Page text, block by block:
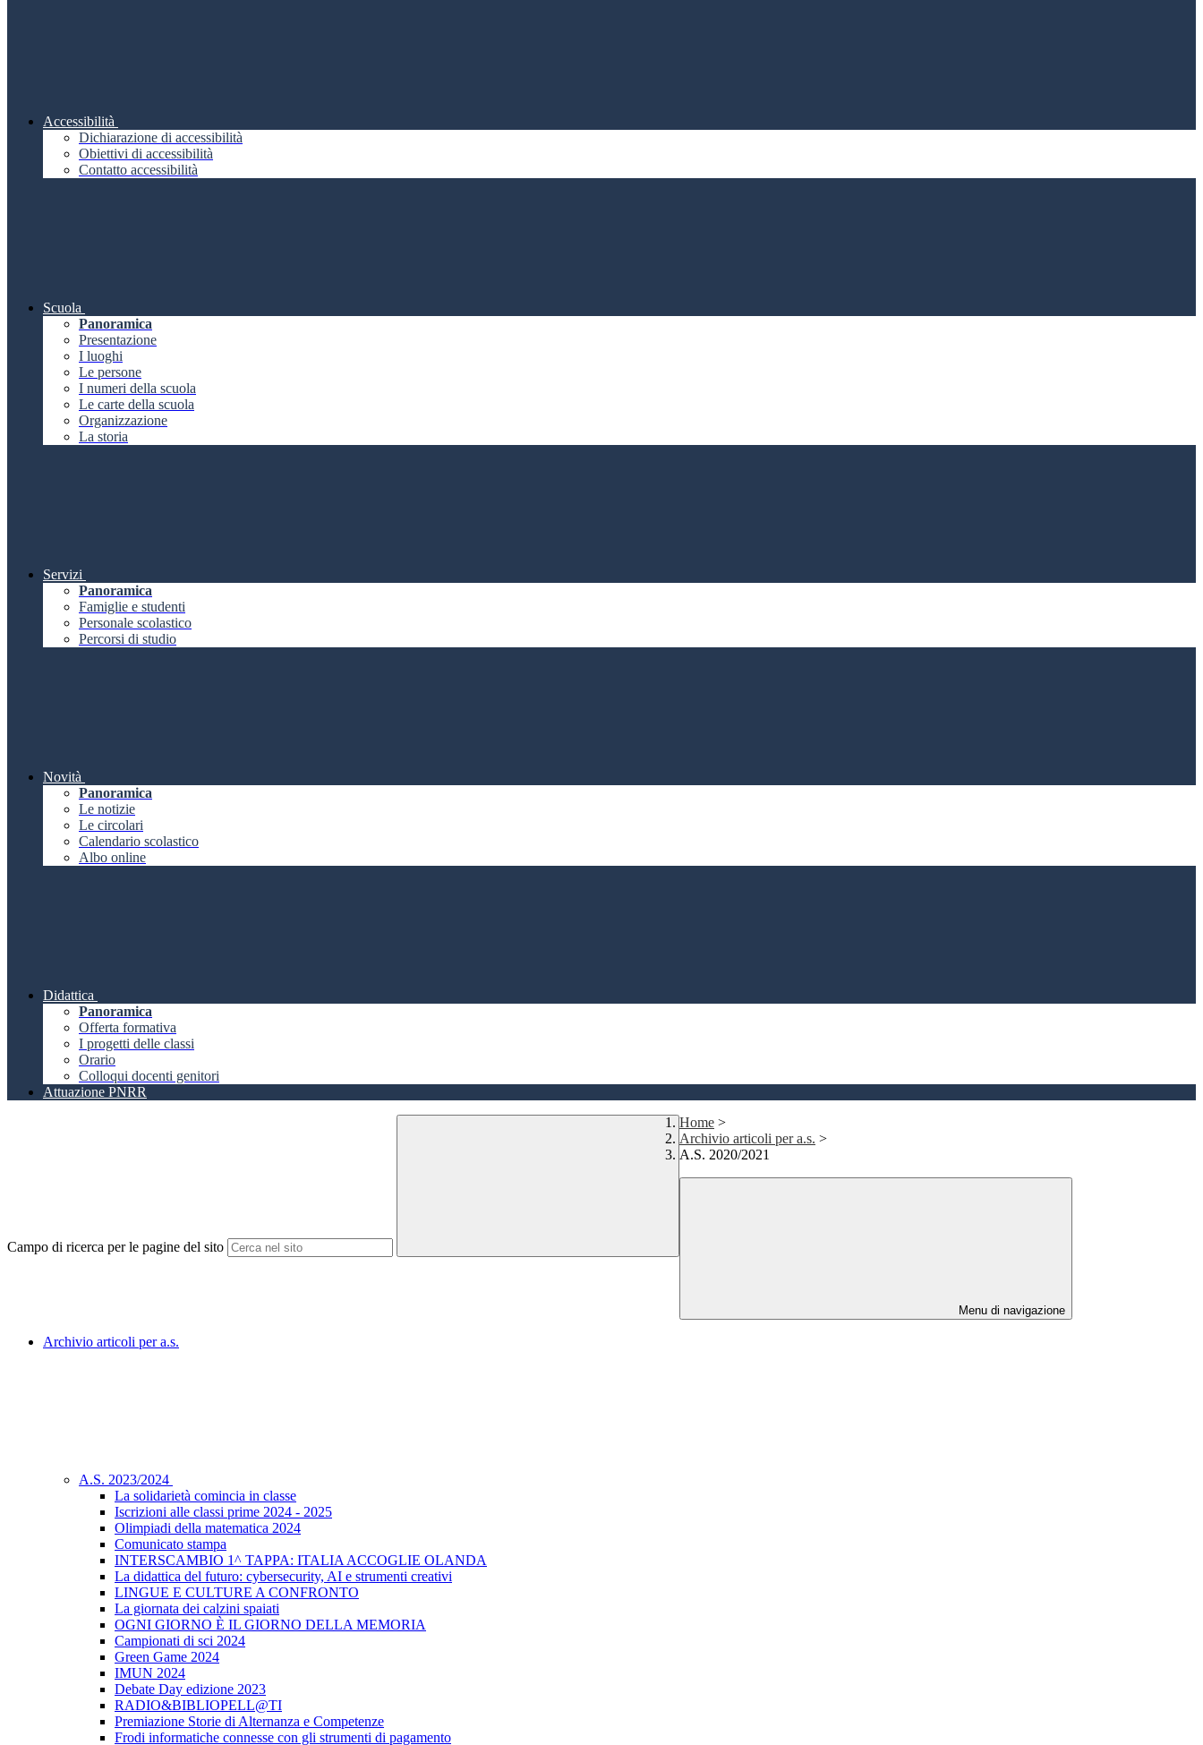
Accessibilità
Dichiarazione di accessibilità
Obiettivi di accessibilità
Contatto accessibilità
Scuola
Panoramica
Presentazione
I luoghi
Le persone
I numeri della scuola
Le carte della scuola
Organizzazione
La storia
Servizi
Panoramica
Famiglie e studenti
Personale scolastico
Percorsi di studio
Novità
Panoramica
Le notizie
Le circolari
Calendario scolastico
Albo online
Didattica
Panoramica
Offerta formativa
I progetti delle classi
Orario
Colloqui docenti genitori
Attuazione PNRR
Campo di ricerca per le pagine del sito
Home >
Archivio articoli per a.s. >
A.S. 2020/2021
Menu di navigazione
Archivio articoli per a.s.
A.S. 2023/2024
La solidarietà comincia in classe
Iscrizioni alle classi prime 2024 - 2025
Olimpiadi della matematica 2024
Comunicato stampa
INTERSCAMBIO 1^ TAPPA: ITALIA ACCOGLIE OLANDA
La didattica del futuro: cybersecurity, AI e strumenti creativi
LINGUE E CULTURE A CONFRONTO
La giornata dei calzini spaiati
OGNI GIORNO È IL GIORNO DELLA MEMORIA
Campionati di sci 2024
Green Game 2024
IMUN 2024
Debate Day edizione 2023
RADIO&BIBLIOPELL@TI
Premiazione Storie di Alternanza e Competenze
Frodi informatiche connesse con gli strumenti di pagamento